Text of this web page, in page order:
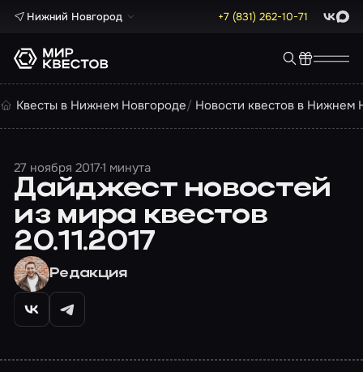
Нижний Новгород +7 (831) 262-10-71 Max
Квесты в Нижнем Новгороде Новости квестов в Нижнем
27 ноября 20171 минута
Дайджест новостей
из мира квестов
20.11.2017
Редакция